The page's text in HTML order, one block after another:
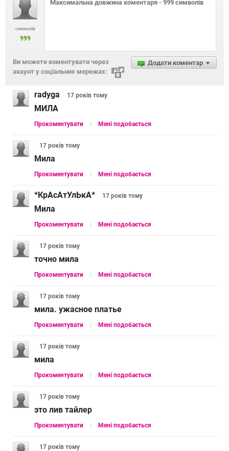
символів
999
Додати коментар
Ви можете коментувати через
акаунт у соціальних мережах:
radyga 17 років тому
МИЛА
Прокоментувати Мені подобається
17 років тому
Мила
Прокоментувати Мені подобається
*КрАсАтУлЬкА* 17 років тому
Мила
Прокоментувати Мені подобається
17 років тому
точно мила
Прокоментувати Мені подобається
17 років тому
мила. ужасное платье
Прокоментувати Мені подобається
17 років тому
мила
Прокоментувати Мені подобається
17 років тому
это лив тайлер
Прокоментувати Мені подобається
17 років тому